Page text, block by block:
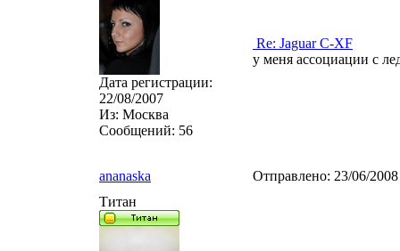
Дата регистрации:
22/08/2007
Из: Москва
Сообщений: 56
Re: Jaguar C-XF
у меня ассоциации с
ananaska Отправлено: 23/06/
Титан